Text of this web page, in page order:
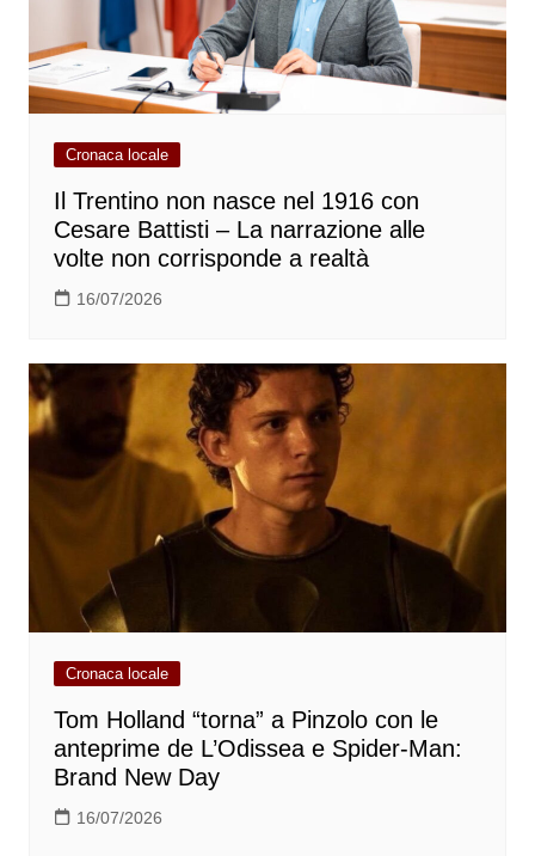
Cronaca locale
Il Trentino non nasce nel 1916 con
Cesare Battisti – La narrazione alle
volte non corrisponde a realtà
16/07/2026
Cronaca locale
Tom Holland “torna” a Pinzolo con le
anteprime de L’Odissea e Spider-Man:
Brand New Day
16/07/2026